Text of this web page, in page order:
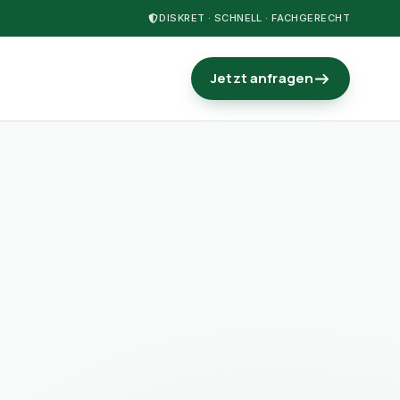
DISKRET · SCHNELL · FACHGERECHT
Jetzt anfragen